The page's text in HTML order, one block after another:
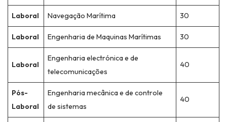
Laboral Navegação Marítima 30
Laboral Engenharia de Maquinas Marítimas 30
Laboral
Engenharia electrónica e de
telecomunicações
40
Pós-
Laboral
Engenharia mecânica e de controle
de sistemas
40